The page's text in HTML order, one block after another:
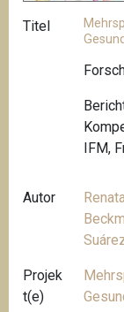
Titel
IFM,
Autor
Projek
t(e)